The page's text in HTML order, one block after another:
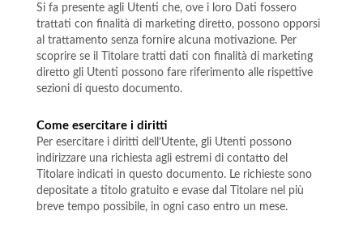
Si fa presente agli Utenti che, ove i loro Dati fossero
trattati con finalità di marketing diretto, possono opporsi
al trattamento senza fornire alcuna motivazione. Per
scoprire se il Titolare tratti dati con finalità di marketing
diretto gli Utenti possono fare riferimento alle rispettive
sezioni di questo documento.
Come esercitare i diritti
Per esercitare i diritti dell’Utente, gli Utenti possono
indirizzare una richiesta agli estremi di contatto del
Titolare indicati in questo documento. Le richieste sono
depositate a titolo gratuito e evase dal Titolare nel più
breve tempo possibile, in ogni caso entro un mese.